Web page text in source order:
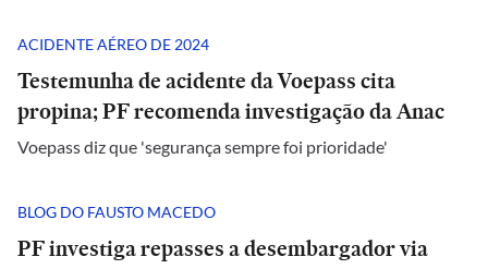
ACIDENTE AÉREO DE 2024
Testemunha de acidente da Voepass cita
propina; PF recomenda investigação da Anac
Voepass diz que 'segurança sempre foi prioridade'
BLOG DO FAUSTO MACEDO
PF investiga repasses a desembargador via